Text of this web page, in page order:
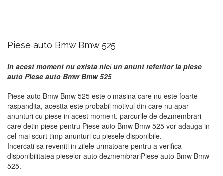
Piese auto Bmw Bmw 525
In acest moment nu exista nici un anunt referitor la piese
auto Piese auto Bmw Bmw 525
Piese auto Bmw Bmw 525 este o masina care nu este foarte
raspandita, acestta este probabil motivul din care nu apar
anunturi cu piese in acest moment. parcurile de dezmembrari
care detin piese pentru Piese auto Bmw Bmw 525 vor adauga in
cel mai scurt timp anunturi cu piesele disponibile.
Incercati sa reveniti in zilele urmatoare pentru a verifica
disponibilitatea pieselor auto dezmembrariPiese auto Bmw Bmw
525.